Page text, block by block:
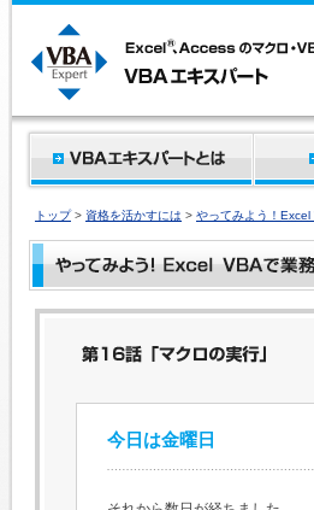
トップ> 資格を活かすには > やってみよう！Excel